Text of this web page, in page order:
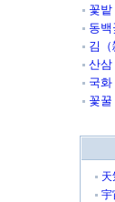
꽃밭
동백
김（
산삼
국화
꽃꿀
天
宇